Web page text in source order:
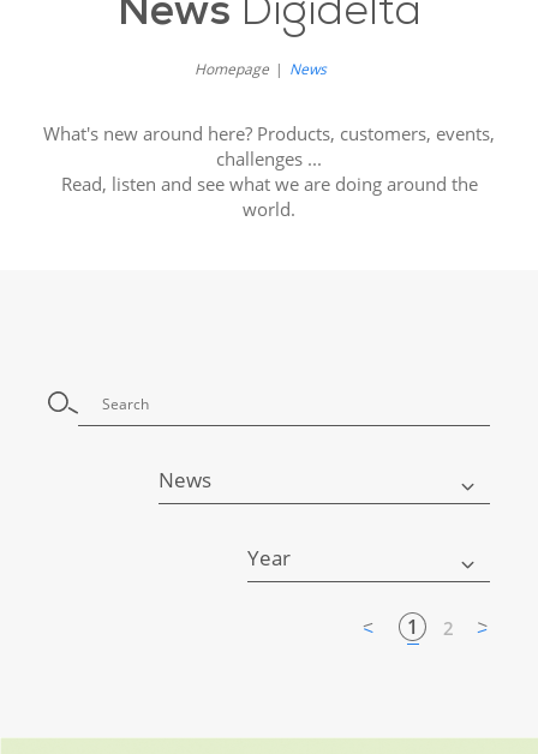
Homepage News
What's new around here? Products, customers, events,
challenges ...
Read, listen and see what we are doing around the
world.
News
Year
1 2
News